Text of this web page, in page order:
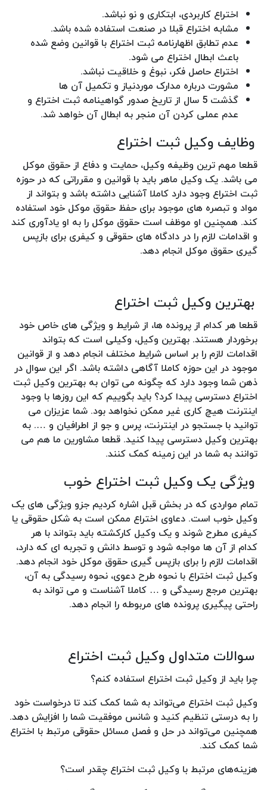
اختراع کاربردی، ابتکاری و نو نباشد.
مشابه اختراع قبلا در صنعت استفاده شده باشد.
عدم تطابق اظهارنامه ثبت اختراع با قوانین وضع شده
باعث ابطال اختراع می شود.
اختراع حاصل فکر، نبوغ و خلاقیت نباشد.
مشورت درباره مدارک موردنیاز و تکمیل آن ها
گذشت 5 سال از تاریخ صدور گواهینامه ثبت اختراع و
عدم عملی کردن آن منجر به ابطال آن خواهد شد.
وظایف وکیل ثبت اختراع
قطعا مهم ترین وظیفه وکیل، حمایت و دفاع از حقوق موکل
می باشد. یک وکیل ماهر باید با قوانین و مقرراتی که در حوزه
ثبت اختراع وجود دارد کاملا آشنایی داشته باشد و بتواند از
مواد و تبصره های موجود برای حفظ حقوق موکل خود استفاده
کند. همچنین او موظف است حقوق موکل را به او یادآوری کند
و اقدامات لازم را در دادگاه های حقوقی و کیفری برای بازپس
گیری حقوق موکل انجام دهد.
بهترین وکیل ثبت اختراع
قطعا هر کدام از پرونده ها، از شرایط و ویژگی های خاص خود
برخوردار هستند. بهترین وکیل، وکیلی است که بتواند
اقدامات لازم را بر اساس شرایط مختلف انجام دهد و از قوانین
موجود در این حوزه کاملا آگاهی داشته باشد. اگر این سوال در
ذهن شما وجود دارد که چگونه می توان به بهترین وکیل ثبت
اختراع دسترسی پیدا کرد؟ باید بگوییم که این روزها با وجود
اینترنت هیچ کاری غیر ممکن نخواهد بود. شما عزیزان می
توانید با جستجو در اینترنت، پرس و جو از اطرافیان و …. به
بهترین وکیل دسترسی پیدا کنید. قطعا مشاورین ما هم می
توانند به شما در این زمینه کمک کنند.
ویژگی یک وکیل ثبت اختراع خوب
تمام مواردی که در بخش قبل اشاره کردیم جزو ویژگی های یک
وکیل خوب است. دعاوی اختراع ممکن است به شکل حقوقی یا
کیفری مطرح شوند و یک وکیل کارکشته باید بتواند با هر
کدام از آن ها مواجه شود و توسط دانش و تجربه ای که دارد،
اقدامات لازم را برای بازپس گیری حقوق موکل خود انجام دهد.
وکیل ثبت اختراع با نحوه طرح دعوی، نحوه رسیدگی به آن،
بهترین مرجع رسیدگی و … کاملا آشناست و می تواند به
راحتی پیگیری پرونده های مربوطه را انجام دهد.
سوالات متداول وکیل ثبت اختراع
چرا باید از وکیل ثبت اختراع استفاده کنم؟
وکیل ثبت اختراع می‌تواند به شما کمک کند تا درخواست خود
را به درستی تنظیم کنید و شانس موفقیت شما را افزایش دهد.
همچنین می‌تواند در حل و فصل مسائل حقوقی مرتبط با اختراع
شما کمک کند.
هزینه‌های مرتبط با وکیل ثبت اختراع چقدر است؟